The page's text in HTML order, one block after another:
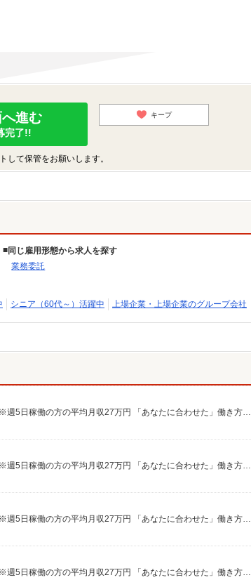
進む
完了!!
キープ
て保管をお願いします。
同じ雇用形態から求人を探す
業務委託
シニア（60代～）活躍中 上場企業・上場企業のグループ会社
報酬／完全出来高制☆ノルマなし ◎稼働は週5日（4日も選択可） ※週5日稼働の方の平均月収27万円 「あなたに合わせた」働き方ができます。働き方やご希望の収入など、お気軽にお問い合わせください！ ◎20代〜50代を中心に幅広い年代の方が活躍中！
報酬／完全出来高制☆ノルマなし ◎稼働は週5日（4日も選択可） ※週5日稼働の方の平均月収27万円 「あなたに合わせた」働き方ができます。働き方やご希望の収入など、お気軽にお問い合わせください！ ◎20代〜50代を中心に幅広い年代の方が活躍中！
報酬／完全出来高制☆ノルマなし ◎稼働は週5日（4日も選択可） ※週5日稼働の方の平均月収27万円 「あなたに合わせた」働き方ができます。働き方やご希望の収入など、お気軽にお問い合わせください！ ◎20代〜50代を中心に幅広い年代の方が活躍中！
報酬／完全出来高制☆ノルマなし ◎稼働は週5日（4日も選択可） ※週5日稼働の方の平均月収27万円 「あなたに合わせた」働き方ができます。働き方やご希望の収入など、お気軽にお問い合わせください！ ◎20代〜50代を中心に幅広い年代の方が活躍中！